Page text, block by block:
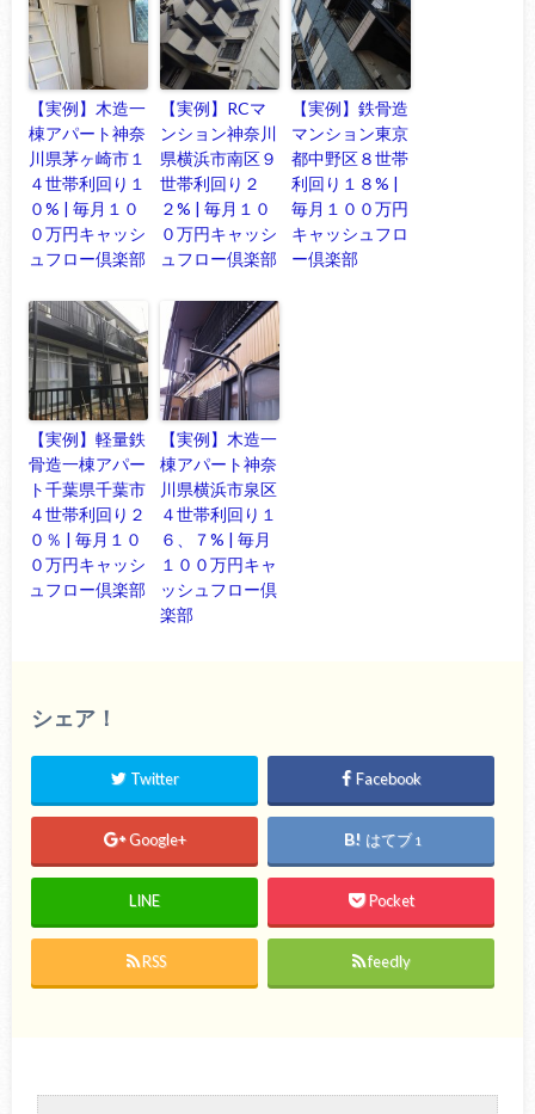
【実例】木造一
棟アパート神奈
川県茅ヶ崎市１
４世帯利回り１
０% | 毎月１０
０万円キャッシ
ュフロー倶楽部
【実例】RCマ
ンション神奈川
県横浜市南区９
世帯利回り２
２% | 毎月１０
０万円キャッシ
ュフロー倶楽部
【実例】鉄骨造
マンション東京
都中野区８世帯
利回り１８% |
毎月１００万円
キャッシュフロ
ー倶楽部
【実例】軽量鉄
骨造一棟アパー
ト千葉県千葉市
４世帯利回り２
０％ | 毎月１０
０万円キャッシ
ュフロー倶楽部
【実例】木造一
棟アパート神奈
川県横浜市泉区
４世帯利回り１
６、７% | 毎月
１００万円キャ
ッシュフロー倶
楽部
シェア！
Twitter Facebook
Google+ はてブ 1
LINE Pocket
RSS feedly